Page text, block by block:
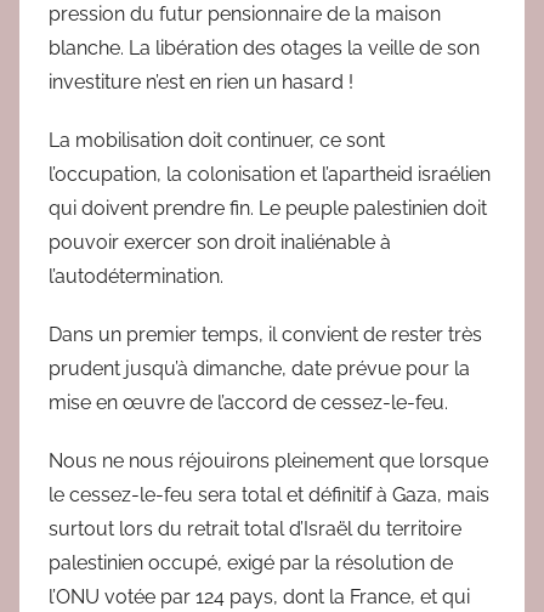
pression du futur pensionnaire de la maison
blanche. La libération des otages la veille de son
investiture n’est en rien un hasard !
La mobilisation doit continuer, ce sont
l’occupation, la colonisation et l’apartheid israélien
qui doivent prendre fin. Le peuple palestinien doit
pouvoir exercer son droit inaliénable à
l’autodétermination.
Dans un premier temps, il convient de rester très
prudent jusqu’à dimanche, date prévue pour la
mise en œuvre de l’accord de cessez-le-feu.
Nous ne nous réjouirons pleinement que lorsque
le cessez-le-feu sera total et définitif à Gaza, mais
surtout lors du retrait total d’Israël du territoire
palestinien occupé, exigé par la résolution de
l’ONU votée par 124 pays, dont la France, et qui